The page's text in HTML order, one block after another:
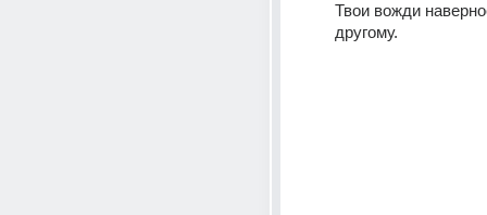
Твои вожди
другому.